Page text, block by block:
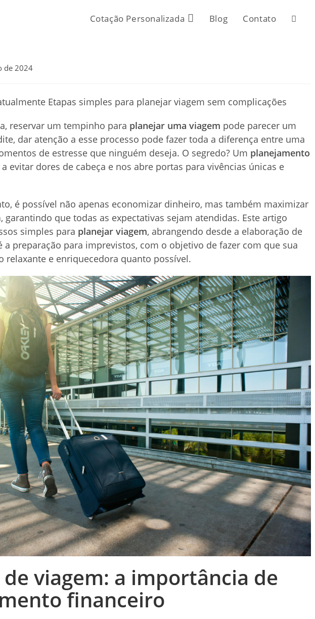
Cotação Personalizada Blog Contato Alternar
site
de 2024
reservar um tempinho para planejar uma viagem pode parecer um
dar atenção a esse processo pode fazer toda a diferença entre uma
de estresse que ninguém deseja. O segredo? Um planejamento
evitar dores de cabeça e nos abre portas para vivências únicas e
é possível não apenas economizar dinheiro, mas também maximizar
garantindo que todas as expectativas sejam atendidas. Este artigo
simples para planejar viagem, abrangendo desde a elaboração de
preparação para imprevistos, com o objetivo de fazer com que sua
relaxante e enriquecedora quanto possível.
viagem: a importância de
financeiro